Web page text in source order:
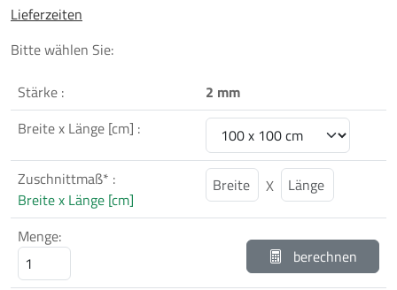
Lieferzeiten
Bitte wählen Sie:
Stärke :
2 mm
Breite x Länge [cm] :
Zuschnittmaß* :
Breite x Länge [cm]
X
Menge:
berechnen